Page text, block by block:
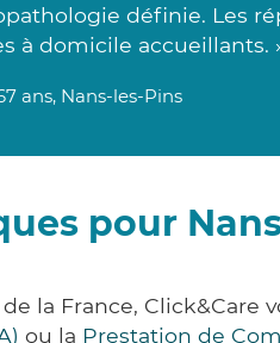
définie. Les
à domicile accueillants.
ans, Nans-les-Pins
pour
la France, Click&Care
ou la Prestation de